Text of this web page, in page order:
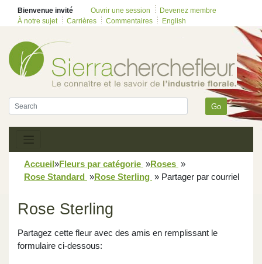
Bienvenue invité Ouvrir une session
Devenez membre
À notre sujet
Carrières Commentaires English
Go
Accueil»Fleurs par catégorie »Roses »
Rose Standard »Rose Sterling » Partager par courriel
Rose Sterling
Partagez cette fleur avec des amis en remplissant le
formulaire ci-dessous: